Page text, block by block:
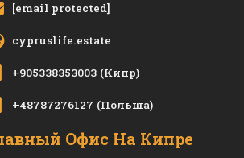
[email protected]
cypruslife.estate
+905338353003 (Кипр)
+48787276127 (Польша)
Офис На Кипре